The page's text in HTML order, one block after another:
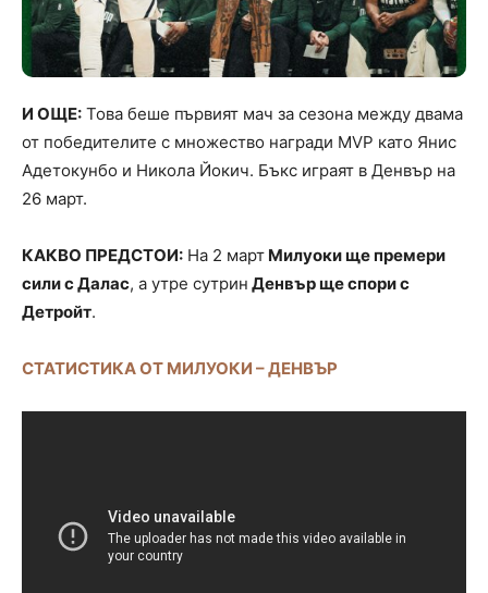
И ОЩЕ: Това беше първият мач за сезона между двама
от победителите с множество награди MVP като Янис
Адетокунбо и Никола Йокич. Бъкс играят в Денвър на
26 март.
КАКВО ПРЕДСТОИ: На 2 март Милуоки ще премери
сили с Далас, а утре сутрин Денвър ще спори с
Детройт.
СТАТИСТИКА ОТ МИЛУОКИ – ДЕНВЪР